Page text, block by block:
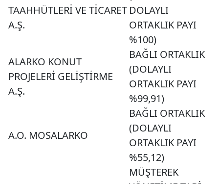
TAAHHÜTLERİ VE TİCARET
A.Ş.
DOLAYLI
ORTAKLIK PAYI
%100)
ALARKO KONUT
PROJELERİ GELİŞTİRME
A.Ş.
BAĞLI ORTAKLIK
(DOLAYLI
ORTAKLIK PAYI
%99,91)
A.O. MOSALARKO
BAĞLI ORTAKLIK
(DOLAYLI
ORTAKLIK PAYI
%55,12)
MÜŞTEREK